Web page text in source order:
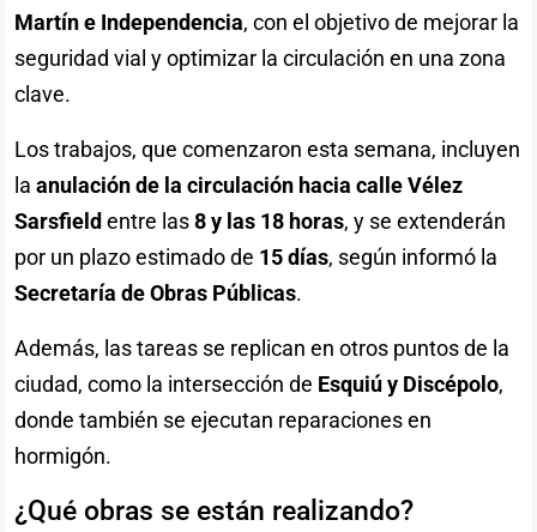
Martín e Independencia, con el objetivo de mejorar la
seguridad vial y optimizar la circulación en una zona
clave.
Los trabajos, que comenzaron esta semana, incluyen
laanulación de la circulación hacia calle Vélez
Sarsfieldentre las8 y las 18 horas, y se extenderán
por un plazo estimado de 15 días, según informó la
Secretaría de Obras Públicas.
Además, las tareas se replican en otros puntos de la
ciudad, como la intersección de Esquiú y Discépolo,
donde también se ejecutan reparaciones en
hormigón.
¿Qué obras se están realizando?